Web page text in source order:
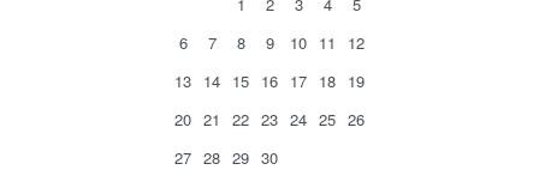
6
7 8 9 10 11
12
13 14 15 16 17 18 19
20 21 22 23 24 25 26
27 28 29 30